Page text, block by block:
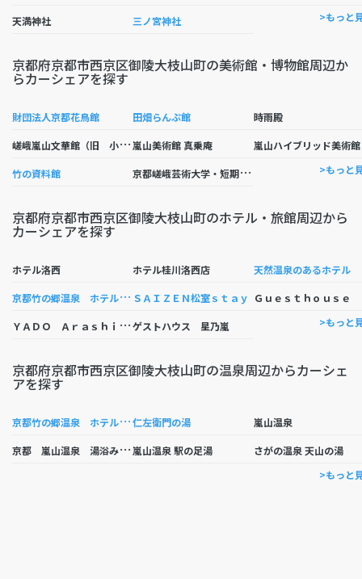
天満神社 三ノ宮神社 >もっと
京都府京都市西京区御陵大枝山町の美術館・博物館周辺か
らカーシェアを探す
財団法人京都花鳥館 田畑らんぷ館 時雨殿
嵯
峨嵐山文華館（旧 小倉百人一首殿堂 時雨殿） 嵐山美術館 真乗庵 嵐山ハイブリッド美術館
竹の資料館 京
都嵯峨芸術大学・短期大学部博物館 >もっと
京都府京都市西京区御陵大枝山町のホテル・旅館周辺から
カーシェアを探す
ホテル洛西 ホテル桂川洛西店
京
都竹の郷温泉 ホテル京都エミナース ＳＡＩＺＥＮ松室ｓｔａｙ
Ｙ
ＡＤＯ Ａｒａｓｈｉｙａｍａゲストハウス 星乃嵐 >もっと
京都府京都市西京区御陵大枝山町の温泉周辺からカーシェ
アを探す
京
都竹の郷温泉 ホテル京都エミナース仁左衛門の湯 嵐山温泉
京
都 嵐山温泉 湯浴み処 風風の湯 嵐山温泉 駅の足湯
さがの温泉 天山の湯
>もっと